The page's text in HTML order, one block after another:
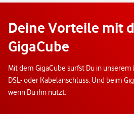
Deine Vorteile mit
GigaCube
Mit dem GigaCube surfst Du in
DSL- oder Kabelanschluss. Und beim
wenn Du ihn nutzt.